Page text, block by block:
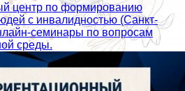
центр по формированию
с инвалидностью (Санкт-
семинары по вопросам
среды.